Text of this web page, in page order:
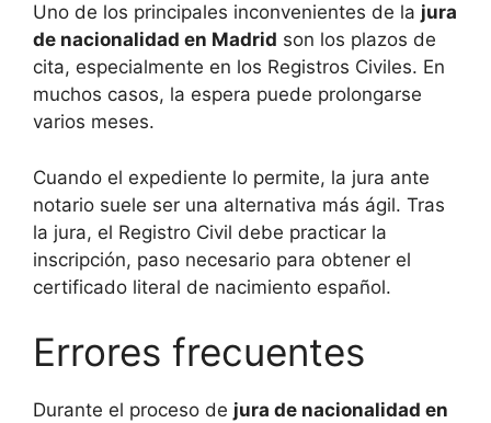
Uno de los principales inconvenientes de la jura
de nacionalidad en Madrid son los plazos de
cita, especialmente en los Registros Civiles. En
muchos casos, la espera puede prolongarse
varios meses.
Cuando el expediente lo permite, la jura ante
notario suele ser una alternativa más ágil. Tras
la jura, el Registro Civil debe practicar la
inscripción, paso necesario para obtener el
certificado literal de nacimiento español.
Errores frecuentes
Durante el proceso de jura de nacionalidad en